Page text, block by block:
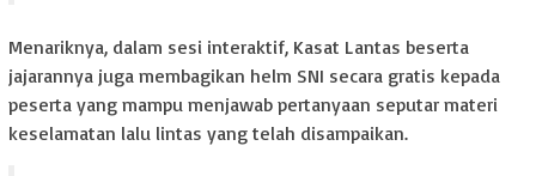
Menariknya, dalam sesi interaktif, Kasat Lantas beserta
jajarannya juga membagikan helm SNI secara gratis kepada
peserta yang mampu menjawab pertanyaan seputar materi
keselamatan lalu lintas yang telah disampaikan.